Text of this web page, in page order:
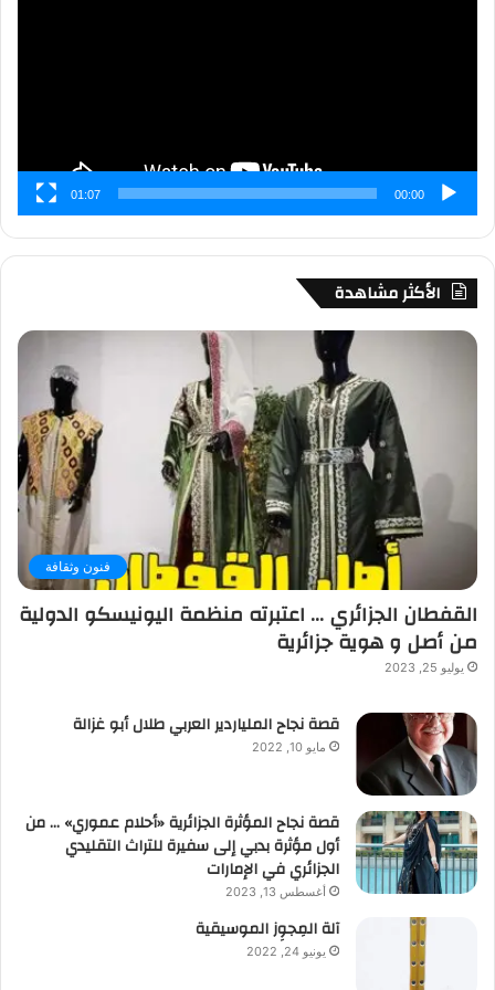
00:00
01:07
الأكثر مشاهدة
فنون وثقافة
القفطان الجزائري … اعتبرته منظمة اليونيسكو الدولية
من أصل و هوية جزائرية
يوليو 25, 2023
قصة نجاح الملياردير العربي طلال أبو غزالة
مايو 10, 2022
قصة نجاح المؤثرة الجزائرية «أحلام عموري» … من
أول مؤثرة بدبي إلى سفيرة للتراث التقليدي
الجزائري في الإمارات
أغسطس 13, 2023
آلة المِجوِز الموسيقية‎‎
يونيو 24, 2022